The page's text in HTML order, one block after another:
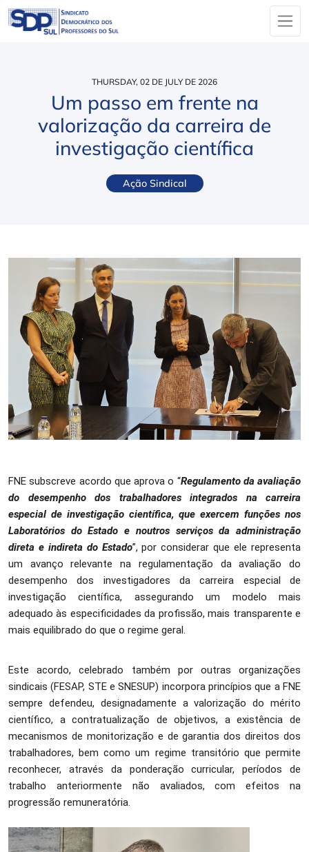
THURSDAY, 02 DE JULY DE 2026
Um passo em frente na
valorização da carreira de
investigação científica
Ação Sindical
FNE subscreve acordo que aprova o “Regulamento da avaliação
do desempenho dos trabalhadores integrados na carreira
especial de investigação científica, que exercem funções nos
Laboratórios do Estado e noutros serviços da administração
direta e indireta do Estado”, por considerar que ele representa
um avanço relevante na regulamentação da avaliação do
desempenho dos investigadores da carreira especial de
investigação científica, assegurando um modelo mais
adequado às especificidades da profissão, mais transparente e
mais equilibrado do que o regime geral.
Este acordo, celebrado também por outras organizações
sindicais (FESAP, STE e SNESUP) incorpora princípios que a FNE
sempre defendeu, designadamente a valorização do mérito
científico, a contratualização de objetivos, a existência de
mecanismos de monitorização e de garantia dos direitos dos
trabalhadores, bem como um regime transitório que permite
reconhecer, através da ponderação curricular, períodos de
trabalho anteriormente não avaliados, com efeitos na
progressão remuneratória.